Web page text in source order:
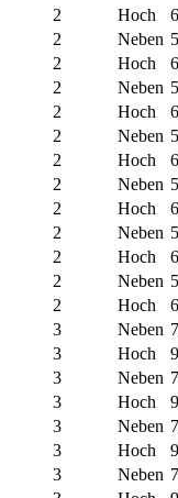
2 Hoch
2 Neben
2 Hoch
2 Neben
2 Hoch
2 Neben
2 Hoch
2 Neben
2 Hoch
2 Neben
2 Hoch
2 Neben
2 Hoch
3 Neben
3 Hoch
3 Neben
3 Hoch
3 Neben
3 Hoch
3 Neben